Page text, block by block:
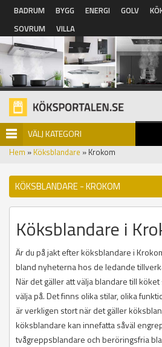
Hoppa till huvudinnehåll
BADRUM BYGG ENERGI GOLV
SOVRUM
VILLA
VÄLJ KATEGORI
Hem » Köksblandare » Krokom
KÖKSBLANDARE - KROKOM
Köksblandare i
Är du på jakt efter köksblandare i
bland nyheterna hos de ledande
När det gäller att välja blandare till
välja på. Det finns olika stilar, olika
är verkligen stort när det gäller
köksblandare kan innefatta såväl
tvågreppsblandare och beröringsfria